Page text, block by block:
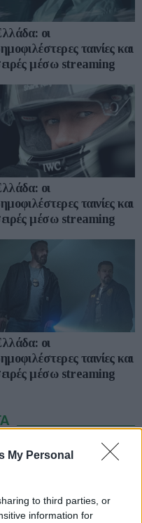
My Personal
to third parties, or
information for
οι
ταινίες και
μέσω streaming
οι
ταινίες και
μέσω streaming
οι
ταινίες και
μέσω streaming